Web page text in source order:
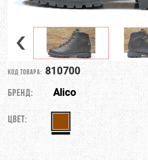
Код товара: 810700
Бренд: Alico
Цвет: